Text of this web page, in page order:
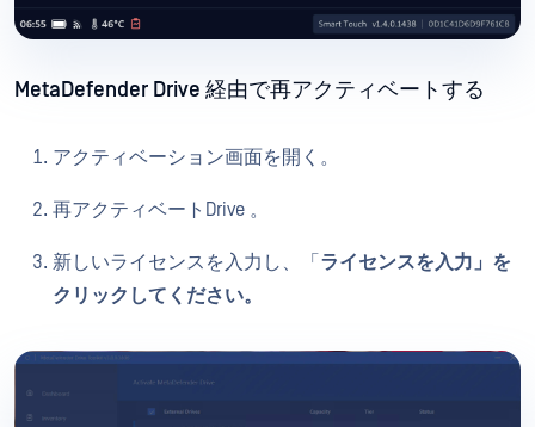
MetaDefender Drive 経由で再アクティベートする
アクティベーション画面を開く。
再アクティベートDrive 。
新しいライセンスを入力し、「 ライセンスを入力」を
クリックしてください。